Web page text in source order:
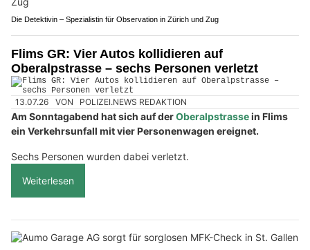
Die Detektivin – Spezialistin für Observation in Zürich und Zug
Flims GR: Vier Autos kollidieren auf
Oberalpstrasse – sechs Personen verletzt
13.07.26 VON POLIZEI.NEWS REDAKTION
Am Sonntagabend hat sich auf derOberalpstrassein Flims
ein Verkehrsunfall mit vier Personenwagen ereignet.
Sechs Personen wurden dabei verletzt.
Weiterlesen